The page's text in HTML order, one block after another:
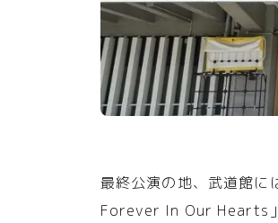
最終公演の地、武道館
Forever In Our Hearts